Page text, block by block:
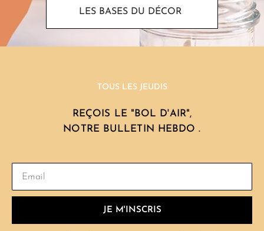
LES BASES DU DÉCOR
TOUS LES JEUDIS
REÇOIS LE "BOL D'AIR",
NOTRE BULLETIN HEBDO .
JE M'INSCRIS